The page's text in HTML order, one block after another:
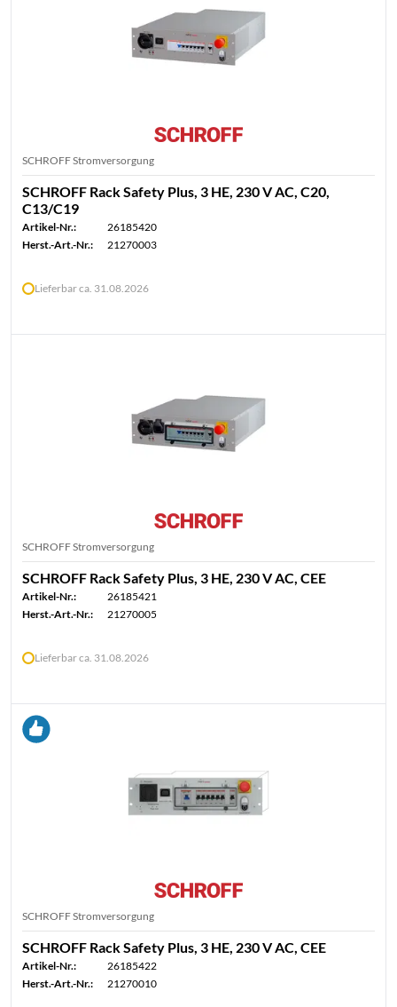
SCHROFF Stromversorgung
SCHROFF Rack Safety Plus, 3 HE, 230 V AC, C20,
C13/C19
Artikel-Nr.:
26185420
Herst.-Art.-Nr.:
21270003
Lieferbar ca. 31.08.2026
SCHROFF Stromversorgung
SCHROFF Rack Safety Plus, 3 HE, 230 V AC, CEE
Artikel-Nr.:
26185421
Herst.-Art.-Nr.:
21270005
Lieferbar ca. 31.08.2026
SCHROFF Stromversorgung
SCHROFF Rack Safety Plus, 3 HE, 230 V AC, CEE
Artikel-Nr.:
26185422
Herst.-Art.-Nr.:
21270010